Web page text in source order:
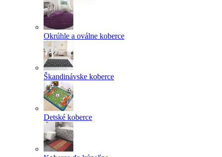
Okrúhle a oválne koberce
Škandinávske koberce
Detské koberce